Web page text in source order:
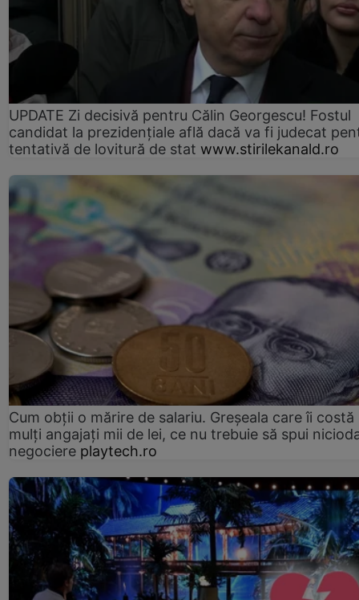
UPDATE Zi decisivă pentru Călin Georgescu! Fostul
candidat la prezidențiale află dacă va fi judecat
tentativă de lovitură de stat www.stirilekanald.ro
Cum obții o mărire de salariu. Greșeala care îi costă
mulți angajați mii de lei, ce nu trebuie să spui
negociere playtech.ro